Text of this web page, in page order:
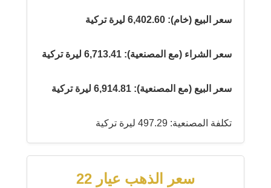
سعر البيع (خام): 6,402.60 ليرة تركية
سعر الشراء (مع المصنعية): 6,713.41 ليرة تركية
سعر البيع (مع المصنعية): 6,914.81 ليرة تركية
تكلفة المصنعية: 497.29 ليرة تركية
سعر الذهب عيار 22